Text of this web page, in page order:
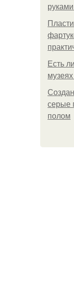
Есть
серые
полом